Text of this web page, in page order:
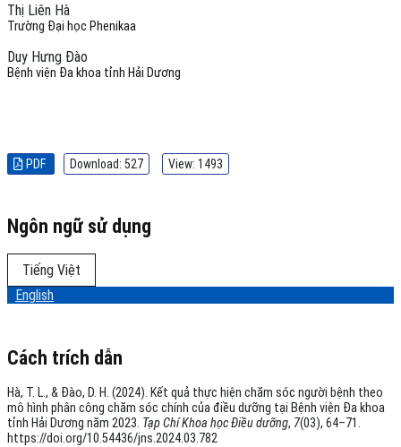
Thị Liên Hà
Trường Đại học Phenikaa
Duy Hưng Đào
Bệnh viện Đa khoa tỉnh Hải Dương
PDF Download: 527 View: 1493
Ngôn ngữ sử dụng
Tiếng Việt
English
Cách trích dẫn
Hà, T. L., & Đào, D. H. (2024). Kết quả thực hiện chăm sóc người bệnh theo
mô hình phân công chăm sóc chính của điều dưỡng tại Bệnh viện Đa khoa
tỉnh Hải Dương năm 2023. Tạp Chí Khoa học Điều dưỡng, 7(03), 64–71.
https://doi.org/10.54436/jns.2024.03.782